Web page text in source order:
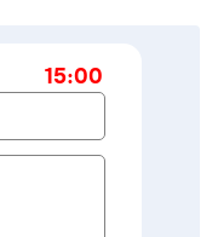
15:00